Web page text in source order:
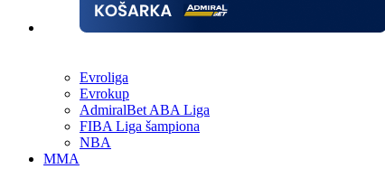
Evroliga
Evrokup
AdmiralBet ABA Liga
FIBA Liga šampiona
NBA
MMA